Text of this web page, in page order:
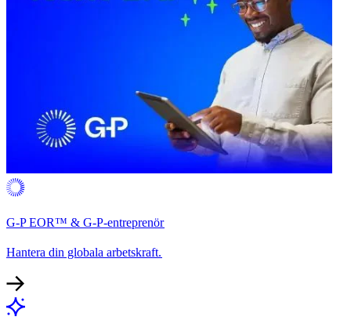
G-P EOR™ & G-P-entreprenör​​
Hantera din globala arbetskraft.​​